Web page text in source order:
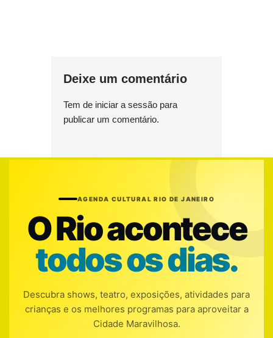
Deixe um comentário
Tem de iniciar a sessão para
publicar um comentário.
AGENDA CULTURAL RIO DE JANEIRO
O Rio acontece
todos os dias.
Descubra shows, teatro, exposições, atividades para
crianças e os melhores programas para aproveitar a
Cidade Maravilhosa.